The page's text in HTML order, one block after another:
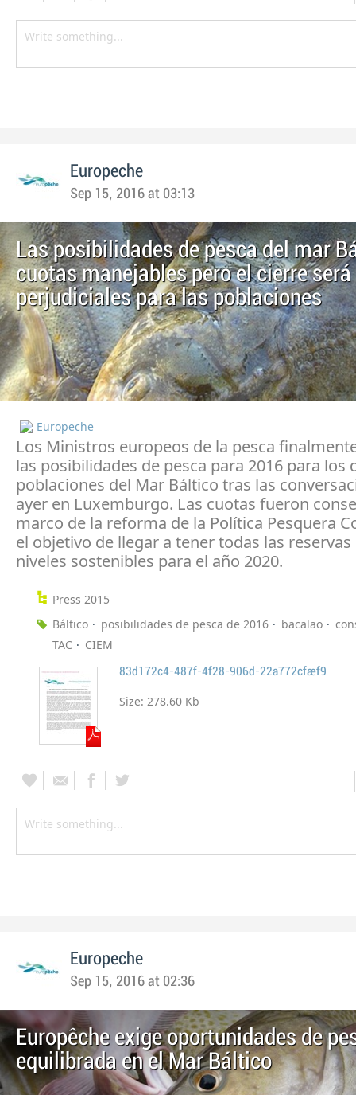
Europeche
Sep 15, 2016 at 03:13
Las posibilidades de pesca del mar
cuotas manejables pero el cierre será
perjudiciales para las poblaciones
Europeche
Los Ministros europeos de la pesca
las posibilidades de pesca para 2016 para los
poblaciones del Mar Báltico tras las
ayer en Luxemburgo. Las cuotas fueron
marco de la reforma de la Política Pesquera
el objetivo de llegar a tener todas las reservas
niveles sostenibles para el año 2020.
Press 2015
Báltico
posibilidades de pesca de 2016 bacalao
TAC
CIEM
83d172c4-487f-4f28-906d-22a772cfaef9
Size: 278.60 Kb
Europeche
Sep 15, 2016 at 02:36
Europêche exige oportunidades de
equilibrada en el Mar Báltico